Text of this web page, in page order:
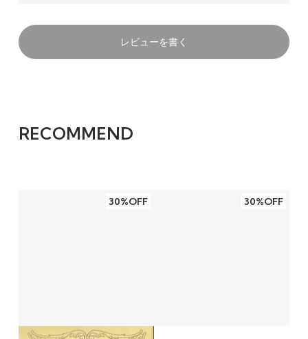
レビューを書く
RECOMMEND
30%OFF 30%OFF